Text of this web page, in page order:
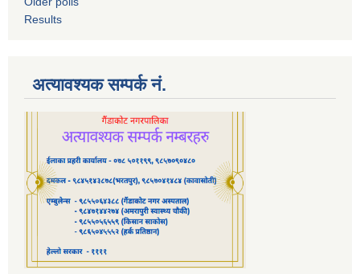
Results
अत्यावश्यक सम्पर्क नं.